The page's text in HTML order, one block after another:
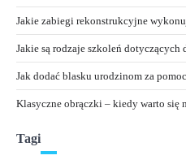
Jakie zabiegi rekonstrukcyjne
Jakie są rodzaje szkoleń dotyczących
Jak dodać blasku urodzinom za
Klasyczne obrączki – kiedy warto się
Tagi